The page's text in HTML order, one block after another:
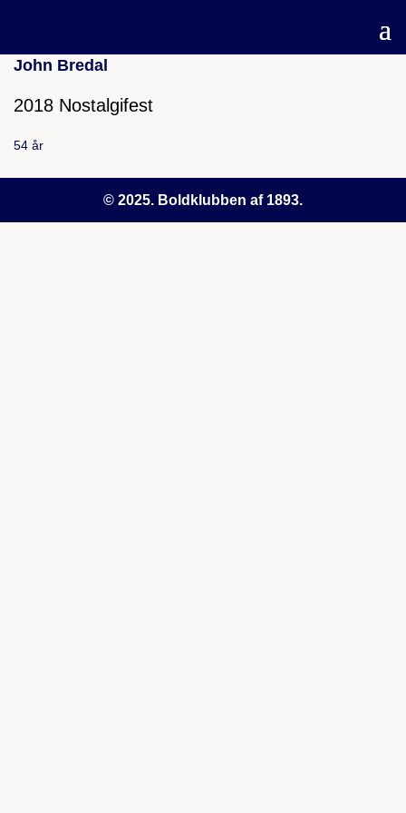
John Bredal
2018 Nostalgifest
54 år
© 2025. Boldklubben af 1893.